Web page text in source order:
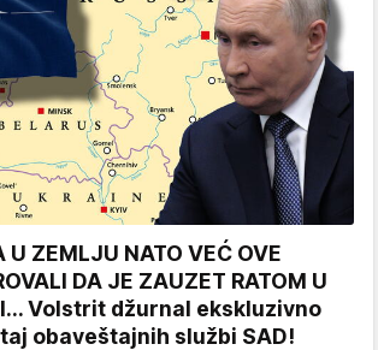
U ZEMLJU NATO VEĆ OVE
DA JE ZAUZET RATOM U
Volstrit džurnal ekskluzivno
obaveštajnih službi SAD!